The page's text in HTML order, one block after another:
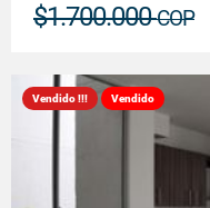
$1.700.000COP
Vendido !!! Vendido